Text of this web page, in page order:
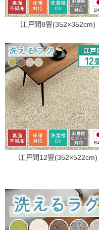
江戸間8畳(352×352cm)
江戸間12畳(352×522cm)